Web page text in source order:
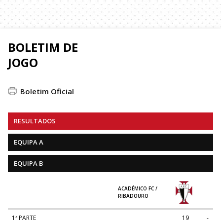
BOLETIM DE
JOGO
Boletim Oficial
RESULTADOS
EQUIPA A
EQUIPA B
ACADÉMICO FC /
RIBADOURO
1ª PARTE 19 -